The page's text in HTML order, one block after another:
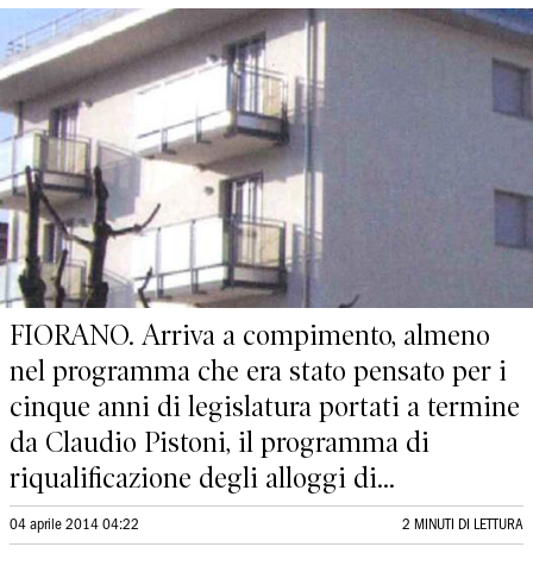
FIORANO. Arriva a compimento, almeno
nel programma che era stato pensato per i
cinque anni di legislatura portati a termine
da Claudio Pistoni, il programma di
riqualificazione degli alloggi di...
04 aprile 2014 04:22 2 MINUTI DI LETTURA